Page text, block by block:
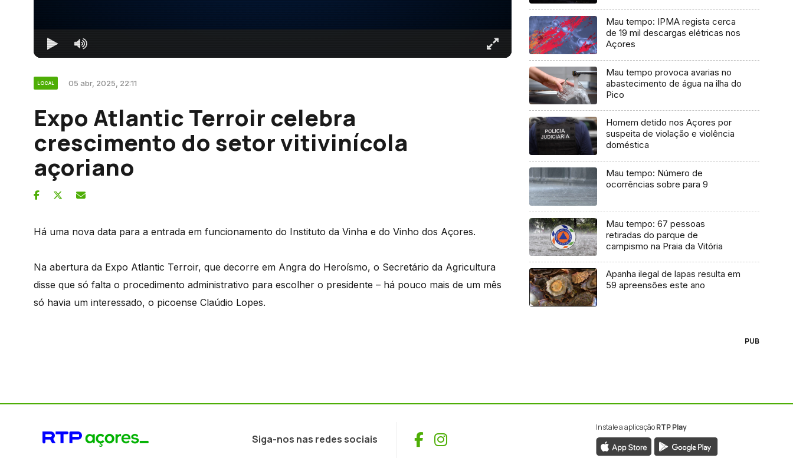
LOCAL 05 abr, 2025, 22:11
Expo Atlantic Terroir celebra
crescimento do setor vitivinícola
açoriano
Há uma nova data para a entrada em funcionamento do Instituto da Vinha e do Vinho dos Açores.
Na abertura da Expo Atlantic Terroir, que decorre em Angra do Heroísmo, o Secretário da Agricultura
disse que só falta o procedimento administrativo para escolher o presidente – há pouco mais de um mês
só havia um interessado, o picoense Claúdio Lopes.
Mau tempo: IPMA regista cerca
de 19 mil descargas elétricas nos
Açores
Mau tempo provoca avarias no
abastecimento de água na ilha do
Pico
Homem detido nos Açores por
suspeita de violação e violência
doméstica
Mau tempo: Número de
ocorrências sobre para 9
Mau tempo: 67 pessoas
retiradas do parque de
campismo na Praia da Vitória
Apanha ilegal de lapas resulta em
59 apreensões este ano
PUB
Siga-nos nas redes sociais Facebook
Instagram
Instale a aplicaçãoRTP Play